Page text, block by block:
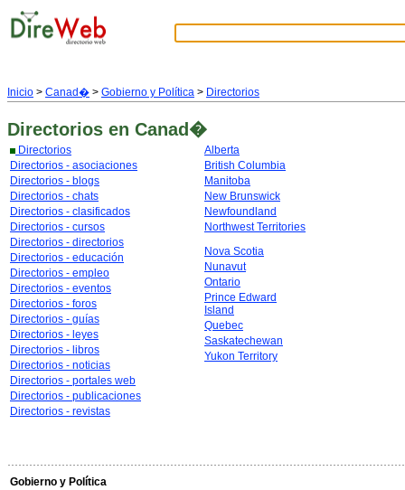
Inicio > Canad� > Gobierno y Política > Directorios
Directorios en Canad�
Directorios
Directorios - asociaciones
Directorios - blogs
Directorios - chats
Directorios - clasificados
Directorios - cursos
Directorios - directorios
Directorios - educación
Directorios - empleo
Directorios - eventos
Directorios - foros
Directorios - guías
Directorios - leyes
Directorios - libros
Directorios - noticias
Directorios - portales web
Directorios - publicaciones
Directorios - revistas
Alberta
British Columbia
Manitoba
New Brunswick
Newfoundland
Northwest Territories
Nova Scotia
Nunavut
Ontario
Prince Edward
Island
Quebec
Saskatechewan
Yukon Territory
Gobierno y Política